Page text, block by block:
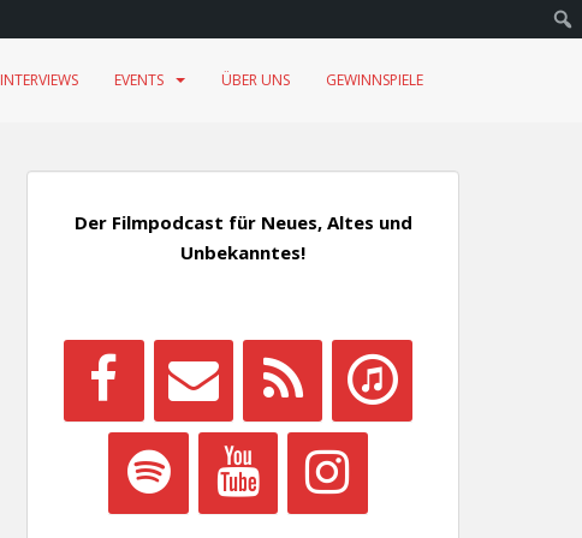
INTERVIEWS EVENTS ÜBER UNS GEWINNSPIELE
Der Filmpodcast für Neues, Altes und
Unbekanntes!